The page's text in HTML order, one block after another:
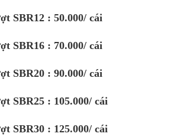
SBR12 : 50.000/ cái
SBR16 : 70.000/ cái
SBR20 : 90.000/ cái
SBR25 : 105.000/ cái
SBR30 : 125.000/ cái